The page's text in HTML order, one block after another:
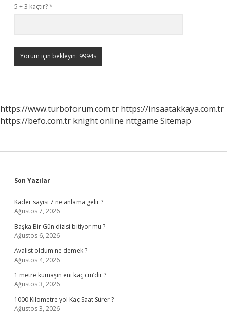
5 + 3 kaçtır?*
https://www.turboforum.com.tr https://insaatakkaya.com.tr
https://befo.com.tr knight online nttgame Sitemap
Sidebar
Son Yazılar
Kader sayısı 7 ne anlama gelir ?
Ağustos 7, 2026
Başka Bir Gün dizisi bitiyor mu ?
Ağustos 6, 2026
Avalist oldum ne demek ?
Ağustos 4, 2026
1 metre kumaşın eni kaç cm’dir ?
Ağustos 3, 2026
1000 Kilometre yol Kaç Saat Sürer ?
Ağustos 3, 2026